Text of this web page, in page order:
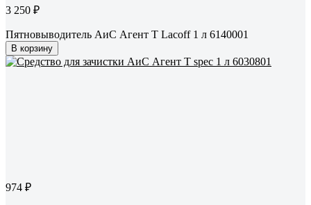
3 250 ₽
Пятновыводитель АиС Агент Т Lacoff 1 л 6140001
В корзину
974 ₽